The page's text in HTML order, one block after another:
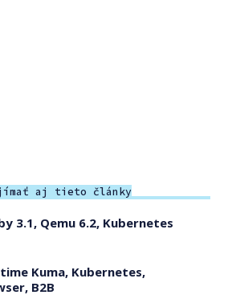
aj tieto články
3.1, Qemu 6.2, Kubernetes
Kuma, Kubernetes,
B2B